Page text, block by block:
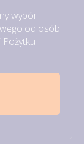
wybór
od osób